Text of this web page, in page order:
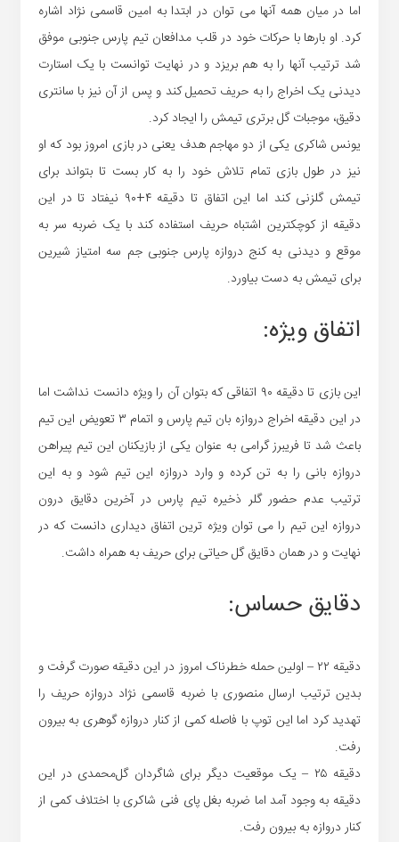
اما در میان همه آنها می توان در ابتدا به امین قاسمی نژاد اشاره
کرد. او بارها با حرکات خود در قلب مدافعان تیم پارس جنوبی موفق
شد ترتیب آنها را به هم بریزد و در نهایت توانست با یک استارت
دیدنی یک اخراج را به حریف تحمیل کند و پس از آن نیز با سانتری
دقیق، موجبات گل برتری تیمش را ایجاد کرد.
یونس شاکری یکی از دو مهاجم هدف یعنی در بازی امروز بود که او
نیز در طول بازی تمام تلاش خود را به کار بست تا بتواند برای
تیمش گلزنی کند اما این اتفاق تا دقیقه ۴+۹۰ نیفتاد تا در این
دقیقه از کوچکترین اشتباه حریف استفاده کند با یک ضربه سر به
موقع و دیدنی به کنج دروازه پارس جنوبی جم سه امتیاز شیرین
برای تیمش به دست بیاورد.
اتفاق ویژه:
این بازی تا دقیقه ۹۰ اتفاقی که بتوان آن را ویژه دانست نداشت اما
در این دقیقه اخراج دروازه بان تیم پارس و اتمام ۳ تعویض این تیم
باعث شد تا فریبرز گرامی به عنوان یکی از بازیکنان این تیم پیراهن
دروازه بانی را به تن کرده و وارد دروازه این تیم شود و به این
ترتیب عدم حضور گلر ذخیره تیم پارس در آخرین دقایق درون
دروازه این تیم را می توان ویژه ترین اتفاق دیداری دانست که در
نهایت و در همان دقایق گل حیاتی برای حریف به همراه داشت.
دقایق حساس:
دقیقه ۲۲ – اولین حمله خطرناک امروز در این دقیقه صورت گرفت و
بدین ترتیب ارسال منصوری با ضربه قاسمی نژاد دروازه حریف را
تهدید کرد اما این توپ با فاصله کمی از کنار دروازه گوهری به بیرون
رفت.
دقیقه ۲۵ – یک موقعیت دیگر برای شاگردان گل‌محمدی در این
دقیقه به وجود آمد اما ضربه بغل پای فنی شاکری با اختلاف کمی از
کنار دروازه به بیرون رفت.